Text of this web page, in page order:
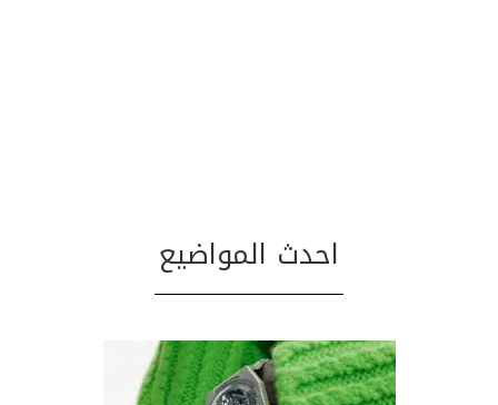
احدث المواضيع